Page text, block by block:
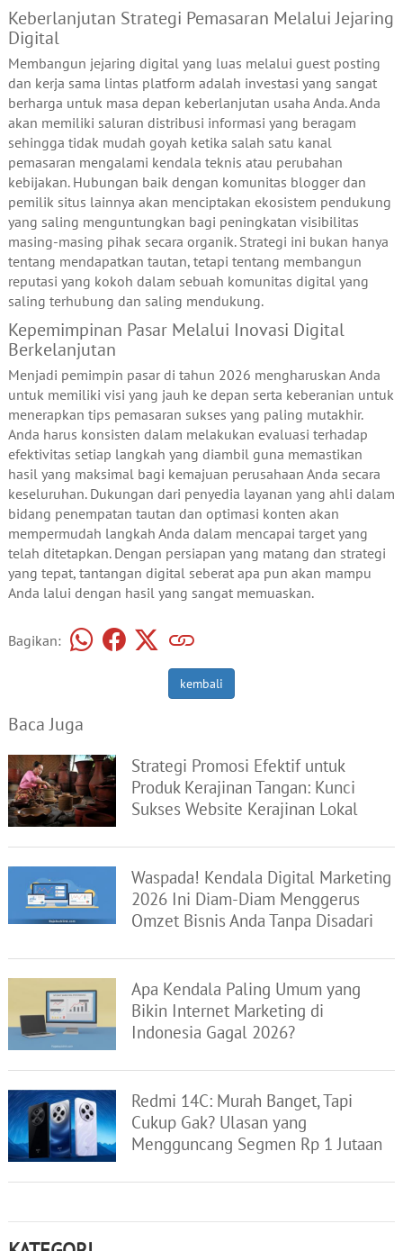
Keberlanjutan Strategi Pemasaran Melalui Jejaring
Digital
Membangun jejaring digital yang luas melalui guest posting
dan kerja sama lintas platform adalah investasi yang sangat
berharga untuk masa depan keberlanjutan usaha Anda. Anda
akan memiliki saluran distribusi informasi yang beragam
sehingga tidak mudah goyah ketika salah satu kanal
pemasaran mengalami kendala teknis atau perubahan
kebijakan. Hubungan baik dengan komunitas blogger dan
pemilik situs lainnya akan menciptakan ekosistem pendukung
yang saling menguntungkan bagi peningkatan visibilitas
masing-masing pihak secara organik. Strategi ini bukan hanya
tentang mendapatkan tautan, tetapi tentang membangun
reputasi yang kokoh dalam sebuah komunitas digital yang
saling terhubung dan saling mendukung.
Kepemimpinan Pasar Melalui Inovasi Digital
Berkelanjutan
Menjadi pemimpin pasar di tahun 2026 mengharuskan Anda
untuk memiliki visi yang jauh ke depan serta keberanian untuk
menerapkan tips pemasaran sukses yang paling mutakhir.
Anda harus konsisten dalam melakukan evaluasi terhadap
efektivitas setiap langkah yang diambil guna memastikan
hasil yang maksimal bagi kemajuan perusahaan Anda secara
keseluruhan. Dukungan dari penyedia layanan yang ahli dalam
bidang penempatan tautan dan optimasi konten akan
mempermudah langkah Anda dalam mencapai target yang
telah ditetapkan. Dengan persiapan yang matang dan strategi
yang tepat, tantangan digital seberat apa pun akan mampu
Anda lalui dengan hasil yang sangat memuaskan.
Bagikan:
kembali
Baca Juga
Strategi Promosi Efektif untuk
Produk Kerajinan Tangan: Kunci
Sukses Website Kerajinan Lokal
Waspada! Kendala Digital Marketing
2026 Ini Diam-Diam Menggerus
Omzet Bisnis Anda Tanpa Disadari
Apa Kendala Paling Umum yang
Bikin Internet Marketing di
Indonesia Gagal 2026?
Redmi 14C: Murah Banget, Tapi
Cukup Gak? Ulasan yang
Mengguncang Segmen Rp 1 Jutaan